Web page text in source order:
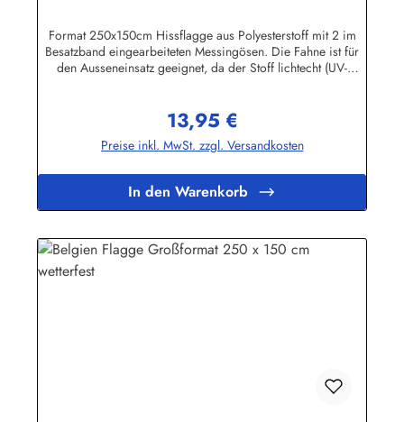
Format 250x150cm Hissflagge aus Polyesterstoff mit 2 im
Besatzband eingearbeiteten Messingösen. Die Fahne ist für
den Ausseneinsatz geeignet, da der Stoff lichtecht (UV-
Wir führen eine große Auswahl an Länder- und
Sonderflaggen, XXL-Flaggen, Bootsflaggen und
Tischflaggen.Herstellerinformationen:Fahnen-Shop - Axel
Regulärer Preis:
13,95 €
Preise inkl. MwSt. zzgl. Versandkosten
In den Warenkorb